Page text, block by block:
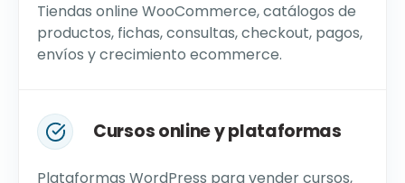
Tiendas online WooCommerce, catálogos de
productos, fichas, consultas, checkout, pagos,
envíos y crecimiento ecommerce.
Cursos online y plataformas
Plataformas WordPress para vender cursos,